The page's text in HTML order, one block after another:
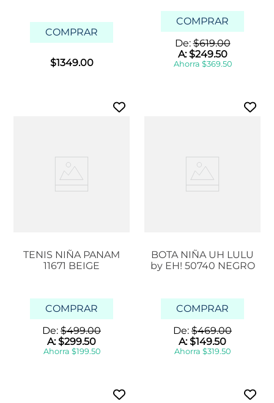
COMPRAR
$1349.00
COMPRAR
De:$619.00
A:$249.50
Ahorra $369.50
TENIS NIÑA PANAM
11671 BEIGE
COMPRAR
De: $499.00
A:$299.50
Ahorra $199.50
BOTA NIÑA UH LULU
by EH! 50740 NEGRO
COMPRAR
De: $469.00
A:$149.50
Ahorra $319.50